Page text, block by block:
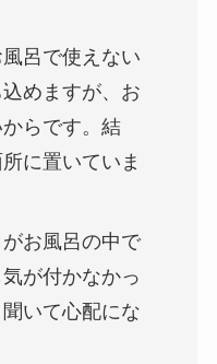
呂で使えない
めますが、お
らです。結
に置いていま
お風呂の中で
が付かなかっ
いて心配にな